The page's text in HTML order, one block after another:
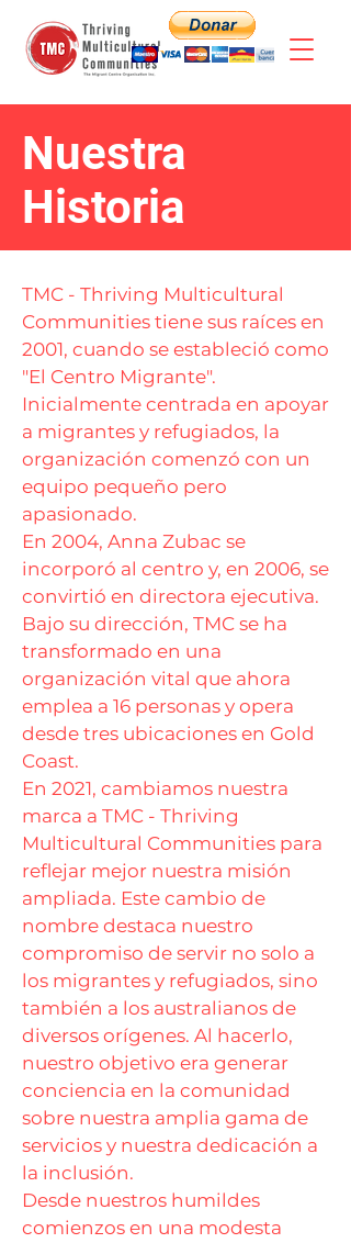
Nuestra
Historia
TMC - Thriving Multicultural
Communities tiene sus raíces en
2001, cuando se estableció como
"El Centro Migrante".
Inicialmente centrada en apoyar
a migrantes y refugiados, la
organización comenzó con un
equipo pequeño pero
apasionado.
En 2004, Anna Zubac se
incorporó al centro y, en 2006, se
convirtió en directora ejecutiva.
Bajo su dirección, TMC se ha
transformado en una
organización vital que ahora
emplea a 16 personas y opera
desde tres ubicaciones en Gold
Coast.
En 2021, cambiamos nuestra
marca a TMC - Thriving
Multicultural Communities para
reflejar mejor nuestra misión
ampliada. Este cambio de
nombre destaca nuestro
compromiso de servir no solo a
los migrantes y refugiados, sino
también a los australianos de
diversos orígenes. Al hacerlo,
nuestro objetivo era generar
conciencia en la comunidad
sobre nuestra amplia gama de
servicios y nuestra dedicación a
la inclusión.
Desde nuestros humildes
comienzos en una modesta